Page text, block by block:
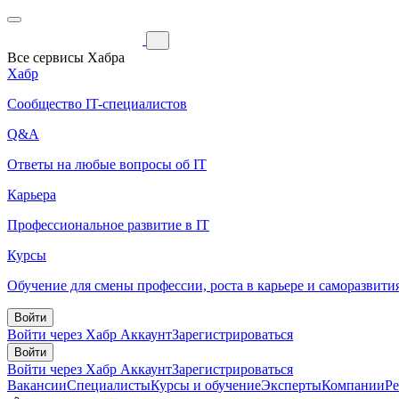
Все сервисы Хабра
Хабр
Сообщество IT-специалистов
Q&A
Ответы на любые вопросы об IT
Карьера
Профессиональное развитие в IT
Курсы
Обучение для смены профессии, роста в карьере и
Войти
Войти через Хабр АккаунтЗарегистрироваться
Войти
Войти через Хабр АккаунтЗарегистрироваться
ВакансииСпециалистыКурсы и обучениеЭкспертыКомпании